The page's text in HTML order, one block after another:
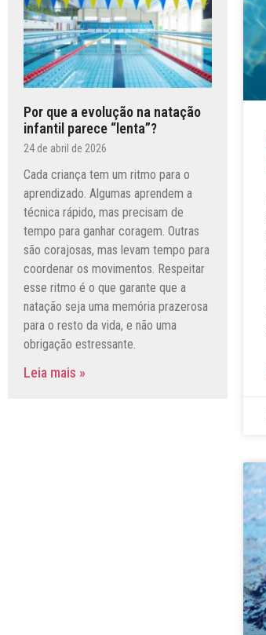
Por que a evolução na natação
infantil parece “lenta”?
24 de abril de 2026
Cada criança tem um ritmo para o
aprendizado. Algumas aprendem a
técnica rápido, mas precisam de
tempo para ganhar coragem. Outras
são corajosas, mas levam tempo para
coordenar os movimentos. Respeitar
esse ritmo é o que garante que a
natação seja uma memória prazerosa
para o resto da vida, e não uma
obrigação estressante.
Leia mais »